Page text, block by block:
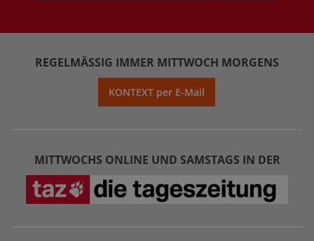
REGELMÄSSIG IMMER MITTWOCH MORGENS
KONTEXT per E-Mail
MITTWOCHS ONLINE UND SAMSTAGS IN DER